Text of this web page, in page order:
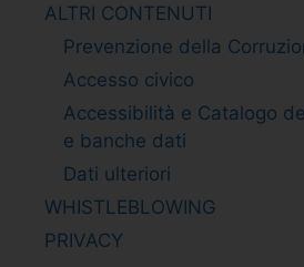
ALTRI CONTENUTI
Prevenzione della
Accesso civico
Accessibilità e Catalogo
e banche dati
Dati ulteriori
WHISTLEBLOWING
PRIVACY